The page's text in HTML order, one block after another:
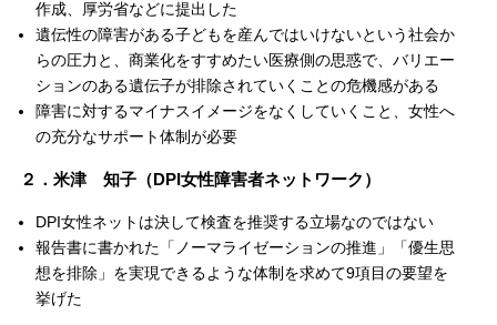
作成、厚労省などに提出した
遺伝性の障害がある子どもを産んではいけないという社会か
らの圧力と、商業化をすすめたい医療側の思惑で、バリエー
ションのある遺伝子が排除されていくことの危機感がある
障害に対するマイナスイメージをなくしていくこと、女性へ
の充分なサポート体制が必要
２．米津 知子（DPI女性障害者ネットワーク）
DPI女性ネットは決して検査を推奨する立場なのではない
報告書に書かれた「ノーマライゼーションの推進」「優生思
想を排除」を実現できるような体制を求めて9項目の要望を
挙げた